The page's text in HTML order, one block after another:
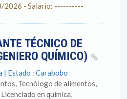
2026 - Salario: ----------
TÉCNICO DE
QUÍMICO)
| Estado : Carabobo
Tecnólogo de alimentos,
en química,